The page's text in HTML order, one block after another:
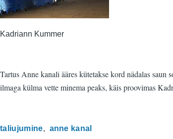
Kadriann Kummer
Tartus Anne kanali ääres kütetakse kord nädalas
ilmaga külma vette minema peaks, käis proovimas
taliujumine anne kanal